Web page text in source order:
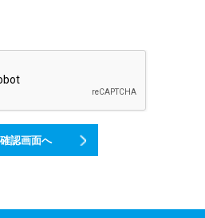
ビスを案内するための情報を発信す
確認画面へ